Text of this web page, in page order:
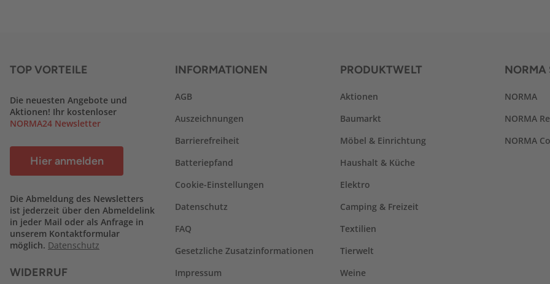
TOP VORTEILE
Die neuesten Angebote und
Aktionen! Ihr kostenloser
NORMA24 Newsletter
Hier anmelden
Die Abmeldung des Newsletters
ist jederzeit über den Abmeldelink
in jeder Mail oder als Anfrage in
unserem Kontaktformular
möglich. Datenschutz
WIDERRUF
INFORMATIONEN
AGB
Auszeichnungen
Barrierefreiheit
Batteriepfand
Cookie-Einstellungen
Datenschutz
FAQ
Gesetzliche Zusatzinformationen
Impressum
PRODUKTWELT
Aktionen
Baumarkt
Möbel & Einrichtung
Haushalt & Küche
Elektro
Camping & Freizeit
Textilien
Tierwelt
Weine
NORMA
NORMA
NORMA
NORMA